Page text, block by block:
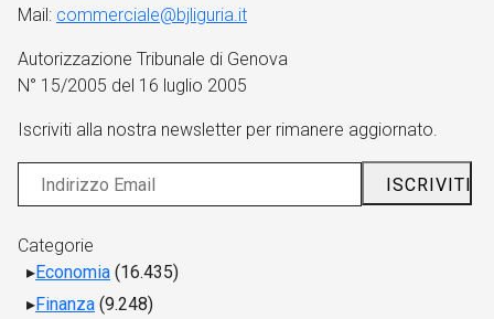
Mail: commerciale@bjliguria.it
Autorizzazione Tribunale di Genova
N° 15/2005 del 16 luglio 2005
Iscriviti alla nostra newsletter per rimanere aggiornato.
Categorie
Economia (16.435)
Finanza (9.248)